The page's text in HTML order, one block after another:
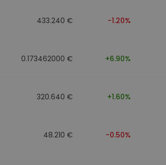
433.240 € -1.20%
0.173462000 € +6.90%
320.640 € +1.60%
48.210 € -0.50%